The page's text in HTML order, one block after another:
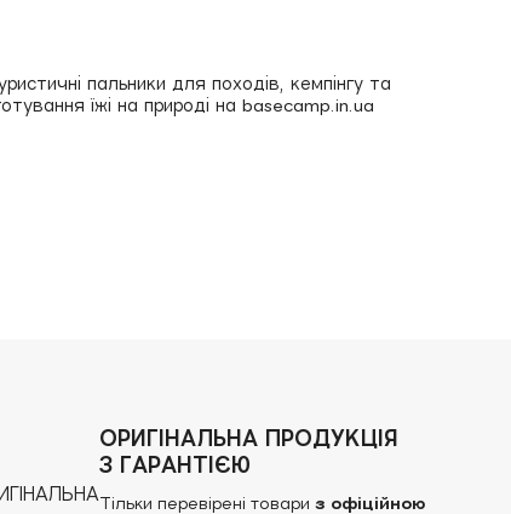
ОРИГІНАЛЬНА ПРОДУКЦІЯ
З ГАРАНТІЄЮ
Тільки перевірені товари з офіційною